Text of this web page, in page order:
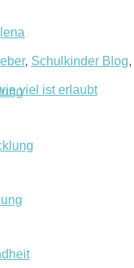
, Schulkinder Blog,